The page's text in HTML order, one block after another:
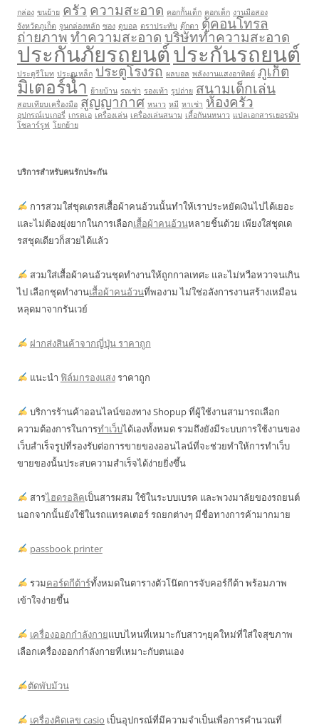
กล่อง ขนย้าย ครัว ความสะอาด คอกกั้นเด็ก คอกเด็ก งานมือสอง
จังหวัดภูเก็ต จูนกล่องหลัก ซอง ดูบอล ตราประทับ ตุ๊กตา ตู้คอนโทรล
ถ่ายภาพทำความสะอาดบริษัททำความสะอาด
ประกันภัยรถยนต์ประกันรถยนต์
ประตูรีโมท ประตูเหล็ก ประตูโรงรถ ผลบอล พลังงานแสงอาทิตย์ ภูเก็ต
มิเตอร์น้ำ ย้ายบ้าน รถเช่า รองเท้า รูปถ่าย สนามเด็กเล่น
สอบเทียบเครื่องมือ สูญญากาศ หนาว หมี หาเช่า ห้องครัว
อุปกรณ์เบเกอรี่ เกรดเอ เครื่องเล่น เครื่องเล่นสนาม เสื้อกันนหนาว แปลเอกสารเยอรมัน
โซลาร์รูฟ โยกย้าย
บริการสำหรับคนรักประกัน
การสวมใส่ชุดเดรสเสื้อผ้าคนอ้วนนั้นทำให้เราประหยัดเงินไปได้เยอะ
และไม่ต้องยุ่งยากในการเลือกเสื้อผ้าคนอ้วนหลายชิ้นด้วย เพียงใส่ชุดเด
รสชุดเดียวก็สวยได้แล้ว
สวมใส่เสื้อผ้าคนอ้วนชุดทำงานให้ถูกกาลเทศะ และไม่หวือหวาจนเกิน
ไป เลือกชุดทำงานเสื้อผ้าคนอ้วนที่พองาม ไม่ใช่อลังการงานสร้างเหมือน
หลุดมาจากรันเวย์
ฝากส่งสินค้าจากญี่ปุ่น ราคาถูก
แนะนำ ฟิล์มกรองแสงราคาถูก
บริการร้านค้าออนไลน์ของทาง Shopup ที่ผู้ใช้งานสามารถเลือก
ความต้องการในการทำเว็บได้เองทั้งหมด รวมถึงยังมีระบบการใช้งานของ
เว็บสำเร็จรูปที่รองรับต่อการขายของออนไลน์ที่จะช่วยทำให้การทำเว็บ
ขายของนั้นประสบความสำเร็จได้ง่ายยิ่งขึ้น
สารไฮดรอลิคเป็นสารผสม ใช้ในระบบเบรค และพวงมาลัยของรถยนต์
นอกจากนั้นยังใช้ในรถแทรคเตอร์ รถยกต่างๆ มีชื่อทางการค้ามากมาย
passbook printer
รวมคอร์ดกีต้าร์ทั้งหมดในตารางตัวโน๊ตการจับคอร์กีต้า พร้อมภาพ
เข้าใจง่ายขึ้น
เครื่องออกกำลังกายแบบไหนที่เหมาะกับสาวๆยุคใหม่ที่ใส่ใจสุขภาพ
เลือกเครื่องออกกำลังกายที่เหมาะกับตนเอง
ตัดพับม้วน
เครื่องคิดเลข casio เป็นอุปกรณ์ที่มีความจำเป็นเพื่อการคำนวณที่